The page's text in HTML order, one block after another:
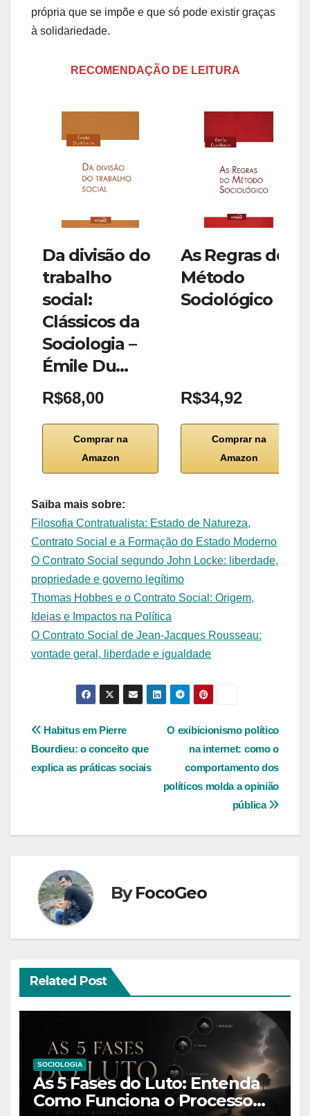
própria que se impõe e que só pode existir graças
à solidariedade.
RECOMENDAÇÃO DE LEITURA
Da divisão do
trabalho
social:
Clássicos da
Sociologia –
Émile Du…
R$68,00
Comprar na
Amazon
As Regras do
Método
Sociológico
R$34,92
Comprar na
Amazon
Saiba mais sobre:
Filosofia Contratualista: Estado de Natureza,
Contrato Social e a Formação do Estado Moderno
O Contrato Social segundo John Locke: liberdade,
propriedade e governo legítimo
Thomas Hobbes e o Contrato Social: Origem,
Ideias e Impactos na Política
O Contrato Social de Jean-Jacques Rousseau:
vontade geral, liberdade e igualdade
Navegação
de
O exibicionismo político
na internet: como o
comportamento dos
políticos molda a opinião
pública
Habitus em Pierre
Bourdieu: o conceito que
explica as práticas sociais
ByFocoGeo
Related Post
SOCIOLOGIA
As 5 Fases do Luto: Entenda
Como Funciona o Processo